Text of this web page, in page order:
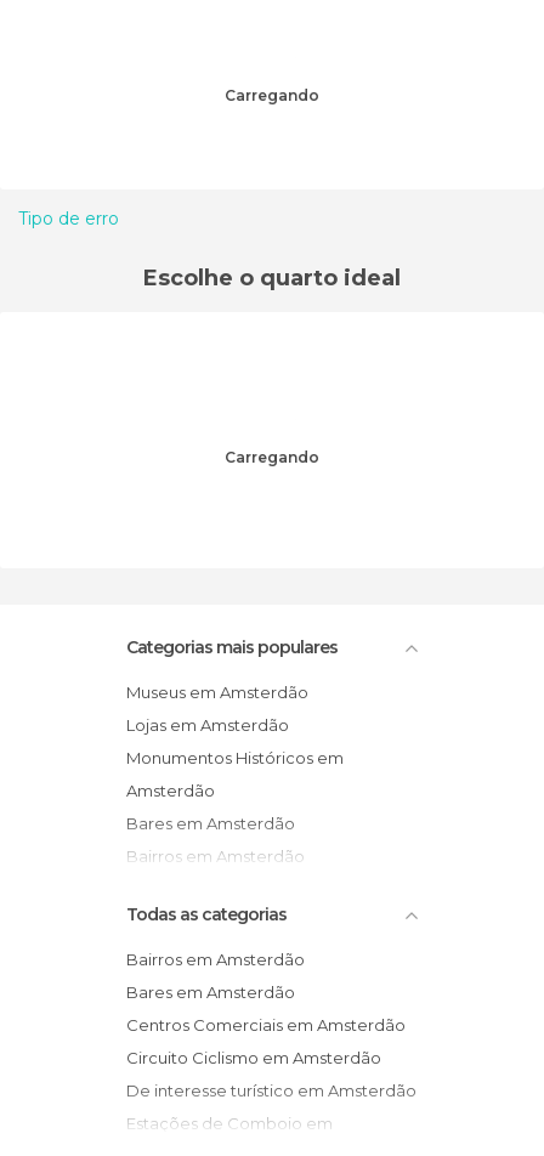
Carregando
Tipo de erro
Escolhe o quarto ideal
Carregando
Categorias mais populares
Museus em Amsterdão
Lojas em Amsterdão
Monumentos Históricos em
Amsterdão
Bares em Amsterdão
Bairros em Amsterdão
Todas as categorias
Bairros em Amsterdão
Bares em Amsterdão
Centros Comerciais em Amsterdão
Circuito Ciclismo em Amsterdão
De interesse turístico em Amsterdão
Estações de Comboio em